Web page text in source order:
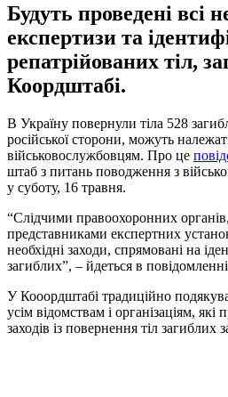
Будуть проведені всі
експертизи та
репатрійованих тіл,
Коордштабі.
В Україну повернули тіла 528
російської сторони, можуть
військовослужбовцям. Про це
штаб з питань поводження з
у суботу, 16 травня.
“Слідчими правоохоронних
представниками експертних
необхідні заходи, спрямовані на
загиблих”, – йдеться в
У Кооордштабі традиційно
усім відомствам і організаціям, які
заходів із повернення тіл загиблих